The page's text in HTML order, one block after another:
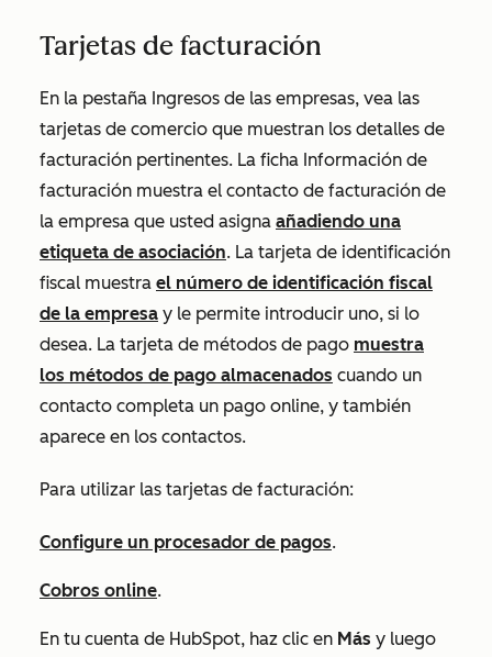
Tarjetas de facturación
En la pestaña Ingresos de las empresas, vea las
tarjetas de comercio que muestran los detalles de
facturación pertinentes. La ficha Información de
facturación muestra el contacto de facturación de
la empresa que usted asigna añadiendo una
etiqueta de asociación. La tarjeta de identificación
fiscal muestra el número de identificación fiscal
de la empresa y le permite introducir uno, si lo
desea. La tarjeta de métodos de pago muestra
los métodos de pago almacenados cuando un
contacto completa un pago online, y también
aparece en los contactos.
Para utilizar las tarjetas de facturación:
Configure un procesador de pagos.
Cobros online.
En tu cuenta de HubSpot, haz clic en Más y luego